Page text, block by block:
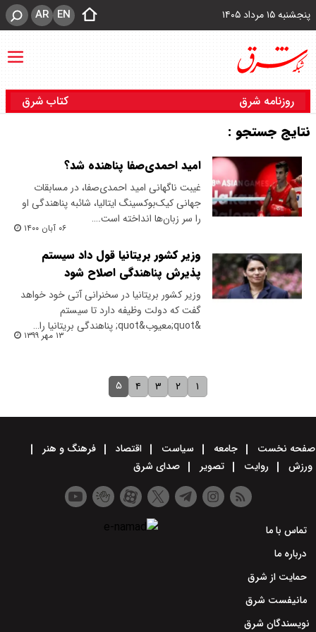
پنجشنبه ۱۵ مرداد ۱۴۰۵ EN
AR
روزنامه شرق کتاب شرق
نتایج جستجو :
امید احمدی‌صفا پناهنده شد؟
غیبت ناگهانی امید احمدی‌صفا، در مسابقات
جهانی کیک‌بوکسینگ ایتالیا، شائبه پناهندگی او
را سر زبان‌ها انداخته است.…
۰۶ آبان ۱۴۰۰
وزیر کشور بریتانیا قول داد سیستم
پذیرش پناهندگی اصلاح شود
وزیر کشور بریتانیا در سخنرانی آتی خود خواهد
گفت که دولت وظیفه دارد تا سیستم
&quot;معیوب&quot; پناهندگی بریتانیا را…
۱۳ مهر ۱۳۹۹
۱ ۲ ۳ ۴ ۵
صفحه نخست جامعه سیاست اقتصاد
فرهنگ و هنر
ورزش
روایت تصویر صدای شرق
تماس با ما
درباره ما
حمایت از شرق
مانیفست شرق
نویسندگان شرق